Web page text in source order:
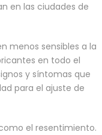
en las ciudades de
menos sensibles a la
en todo el
y síntomas que
para el ajuste de
el resentimiento.